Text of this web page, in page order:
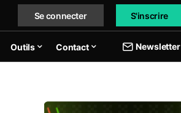
Se connecter S'inscrire
Outils Contact Newsletter